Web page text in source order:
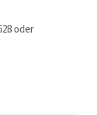
oder